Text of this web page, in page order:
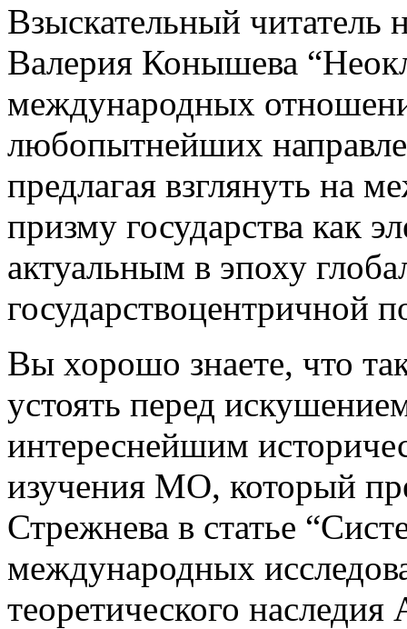
Взыскательный читатель
Валерия Конышева
международных
любопытнейших
предлагая взглянуть на
призму государства как
актуальным в эпоху
государствоцентричной
Вы хорошо знаете, что
устоять перед
интереснейшим
изучения МО, который
Стрежнева в статье
международных
теоретического наследия